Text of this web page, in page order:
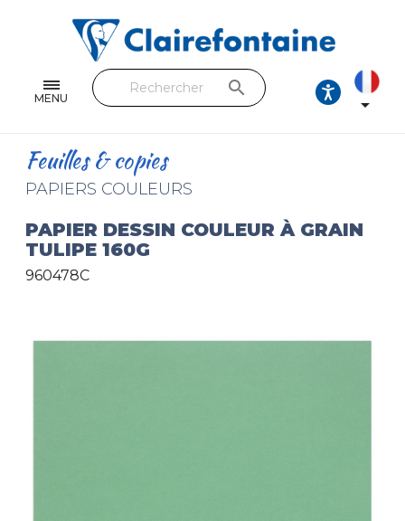
MENU
Feuilles & Copies
Beaux-arts & Dessin
Loisirs créatifs
Cuir & trousses
Toutes les collections
search

Feuilles & copies
PAPIERS COULEURS
PAPIER DESSIN COULEUR À GRAIN
TULIPE 160G
960478C